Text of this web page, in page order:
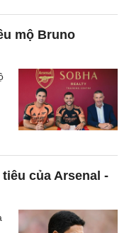
mộ Bruno
của Arsenal -